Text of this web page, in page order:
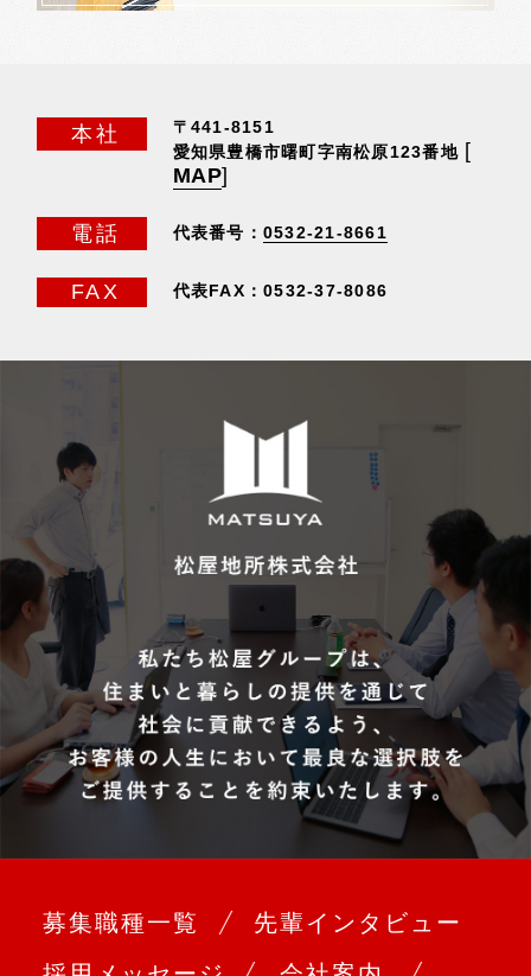
本社
〒441-8151
愛知県豊橋市曙町字南松原123番地[
MAP]
電話 代表番号： 0532-21-8661
FAX 代表FAX：0532-37-8086
募集職種一覧
先輩インタビュー